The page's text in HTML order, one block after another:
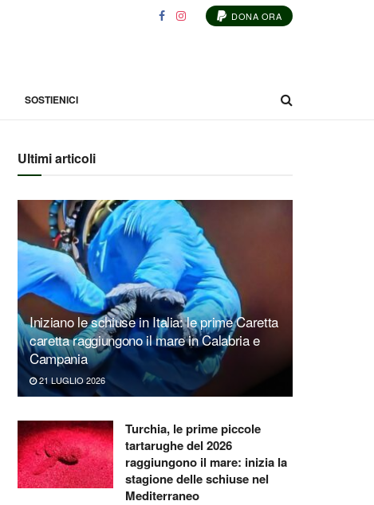
DONA ORA
SOSTIENICI
Ultimi articoli
Iniziano le schiuse in Italia: le prime Caretta
caretta raggiungono il mare in Calabria e
Campania
21 LUGLIO 2026
Turchia, le prime piccole
tartarughe del 2026
raggiungono il mare: inizia la
stagione delle schiuse nel
Mediterraneo